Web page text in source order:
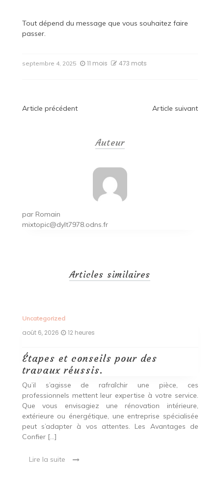
Tout dépend du message que vous souhaitez faire
passer.
septembre 4, 2025 11 mois 473 mots
Navigation
Article précédent Article suivant
Auteur
par Romain
mixtopic@dylt7978.odns.fr
Articles similaires
Uncategorized
août 6, 2026 12 heures
Étapes et conseils pour des
travaux réussis.
Qu’il s’agisse de rafraîchir une pièce, ces
professionnels mettent leur expertise à votre service.
Que vous envisagiez une rénovation intérieure,
extérieure ou énergétique, une entreprise spécialisée
peut s’adapter à vos attentes. Les Avantages de
Confier […]
Lire la suite